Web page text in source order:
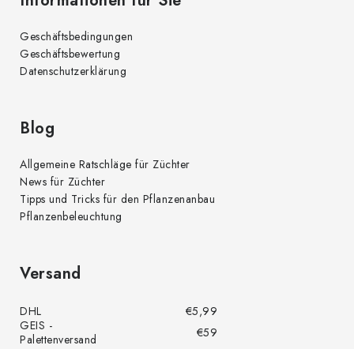
Geschäftsbedingungen
Geschäftsbewertung
Datenschutzerklärung
Blog
Allgemeine Ratschläge für Züchter
News für Züchter
Tipps und Tricks für den Pflanzenanbau
Pflanzenbeleuchtung
Versand
DHL
€5,99
GEIS -
Palettenversand
€59